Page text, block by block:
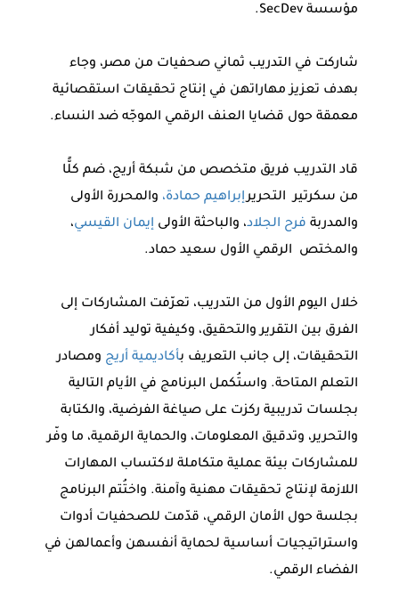
مؤسسة SecDev.
شاركت في التدريب ثماني صحفيات من مصر، وجاء
بهدف تعزيز مهاراتهن في إنتاج تحقيقات استقصائية
معمقة حول قضايا العنف الرقمي الموجّه ضد النساء.
قاد التدريب فريق متخصص من شبكة أريج، ضم كلًّا
من سكرتير التحريرإبراهيم حمادة، والمحررة الأولى
والمدربة فرح الجلاد، والباحثة الأولى إيمان القيسي،
والمختص الرقمي الأول سعيد حماد.
خلال اليوم الأول من التدريب، تعرّفت المشاركات إلى
الفرق بين التقرير والتحقيق، وكيفية توليد أفكار
التحقيقات، إلى جانب التعريف بأكاديمية أريج ومصادر
التعلم المتاحة. واستُكمل البرنامج في الأيام التالية
بجلسات تدريبية ركزت على صياغة الفرضية، والكتابة
والتحرير، وتدقيق المعلومات، والحماية الرقمية، ما وفّر
للمشاركات بيئة عملية متكاملة لاكتساب المهارات
اللازمة لإنتاج تحقيقات مهنية وآمنة. واختُتم البرنامج
بجلسة حول الأمان الرقمي، قدّمت للصحفيات أدوات
واستراتيجيات أساسية لحماية أنفسهن وأعمالهن في
الفضاء الرقمي.